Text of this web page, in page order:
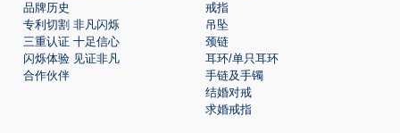
品牌历史
专利切割 非凡闪烁
三重认证 十足信心
闪烁体验 见证非凡
合作伙伴
戒指
吊坠
颈链
耳环/单只耳环
手链及手镯
结婚对戒
求婚戒指